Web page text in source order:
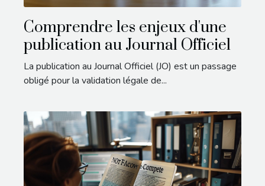
Comprendre les enjeux d'une
publication au Journal Officiel
La publication au Journal Officiel (JO) est un passage
obligé pour la validation légale de...